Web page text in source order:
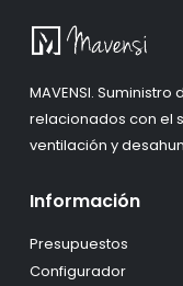
MAVENSI.
relacionados con el
ventilación y
Información
Presupuestos
Configurador